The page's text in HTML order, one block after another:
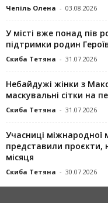
Чепіль Олена - 03.08.2026
У місті вже понад пів
підтримки родин
Скиба Тетяна - 31.07.2026
Небайдужі жінки з
маскувальні сітки на
Скиба Тетяна - 31.07.2026
Учасниці міжнародної
представили
місяця
Скиба Тетяна - 30.07.2026